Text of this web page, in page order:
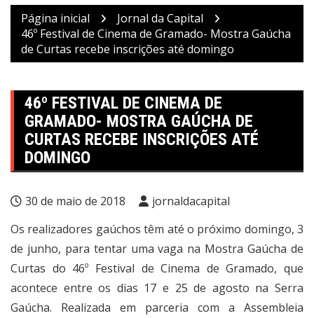
Página inicial
Jornal da Capital
46º Festival de Cinema de Gramado- Mostra Gaúcha
de Curtas recebe inscrições até domingo
46º FESTIVAL DE CINEMA DE
GRAMADO- MOSTRA GAÚCHA DE
CURTAS RECEBE INSCRIÇÕES ATÉ
DOMINGO
30 de maio de 2018
jornaldacapital
Os realizadores gaúchos têm até o próximo domingo, 3
de junho, para tentar uma vaga na Mostra Gaúcha de
Curtas do 46º Festival de Cinema de Gramado, que
acontece entre os dias 17 e 25 de agosto na Serra
Gaúcha. Realizada em parceria com a Assembleia